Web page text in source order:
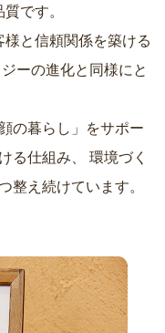
です。
と信頼関係を築ける
の暮らし」をサポー
る仕組み、
整え続けています。